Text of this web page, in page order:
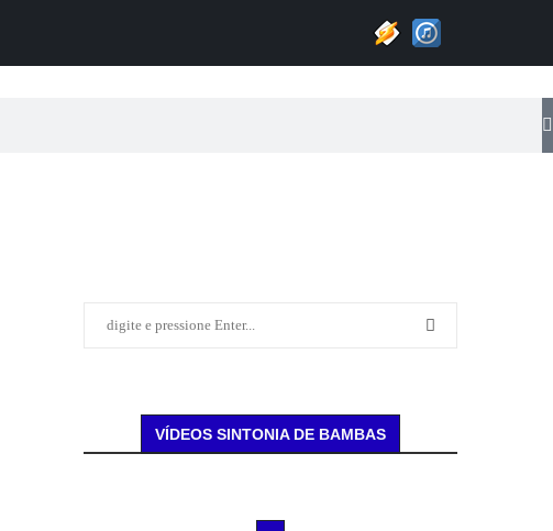
VÍDEOS SINTONIA DE BAMBAS